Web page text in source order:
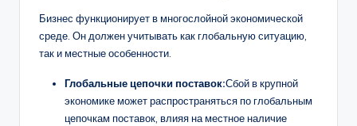
Бизнес функционирует в многослойной экономической
среде. Он должен учитывать как глобальную ситуацию,
так и местные особенности.
Глобальные цепочки поставок:Сбой в крупной
экономике может распространяться по глобальным
цепочкам поставок, влияя на местное наличие